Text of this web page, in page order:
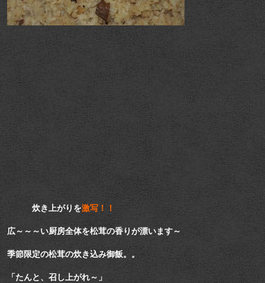
炊き上がりを激写！！
広～～～い厨房全体を松茸の香りが漂います～
季節限定の松茸の炊き込み御飯。。
「たんと、召し上がれ～」